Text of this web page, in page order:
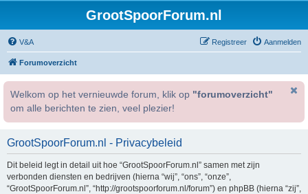
GrootSpoorForum.nl
V&A Aanmelden
Registreer
Forumoverzicht
Welkom op het vernieuwde forum, klik op "forumoverzicht"
om alle berichten te zien, veel plezier!
GrootSpoorForum.nl - Privacybeleid
Dit beleid legt in detail uit hoe “GrootSpoorForum.nl” samen met zijn
verbonden diensten en bedrijven (hierna “wij”, “ons”, “onze”,
“GrootSpoorForum.nl”, “http://grootspoorforum.nl/forum”) en phpBB (hierna “zij”,